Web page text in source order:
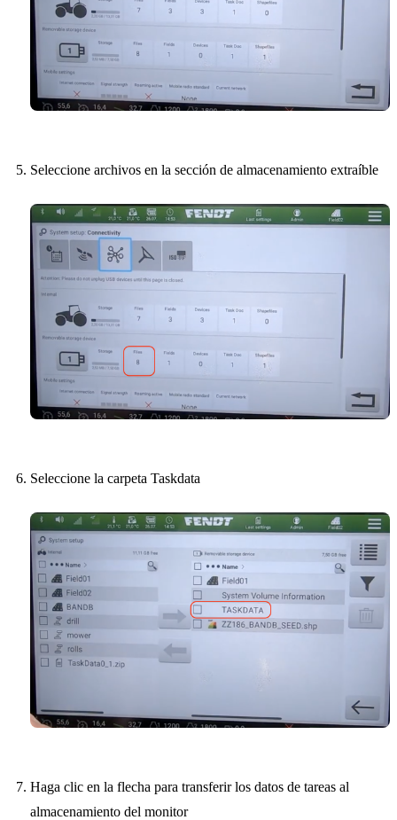
Seleccione archivos en la sección de almacenamiento extraíble
Seleccione la carpeta Taskdata
Haga clic en la flecha para transferir los datos de tareas al
almacenamiento del monitor